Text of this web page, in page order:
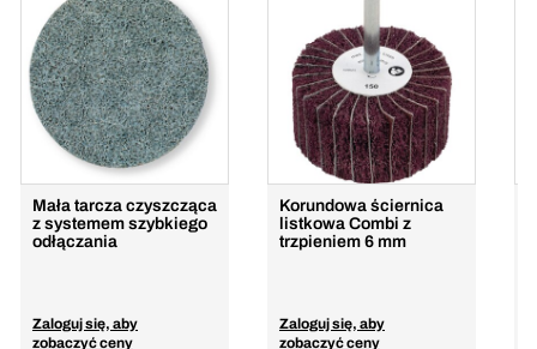
Mała tarcza czyszcząca
z systemem szybkiego
odłączania
Zaloguj się, aby
zobaczyć ceny
Korundowa ściernica
listkowa Combi z
trzpieniem 6 mm
Zaloguj się, aby
zobaczyć ceny